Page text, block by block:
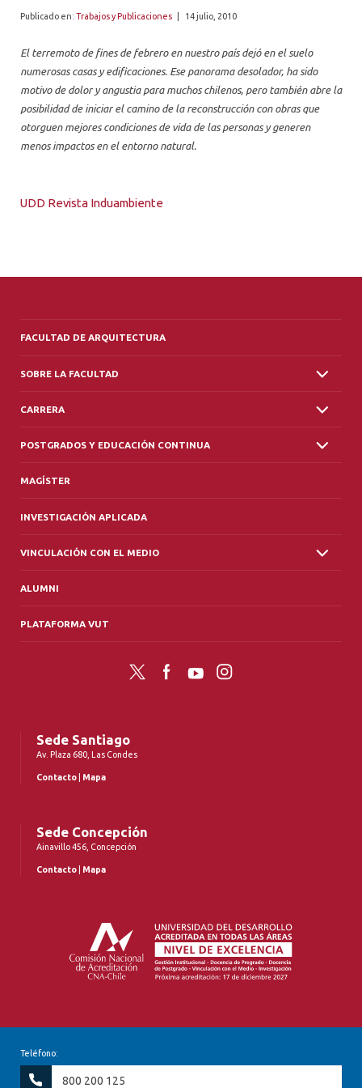
Publicado en: Trabajos y Publicaciones 14 julio, 2010
El terremoto de fines de febrero en nuestro país dejó en el suelo
numerosas casas y edificaciones. Ese panorama desolador, ha sido
motivo de dolor y angustia para muchos chilenos, pero también abre la
posibilidad de iniciar el camino de la reconstrucción con obras que
otorguen mejores condiciones de vida de las personas y generen
menos impactos en el entorno natural.
UDD Revista Induambiente
FACULTAD DE ARQUITECTURA
SOBRE LA FACULTAD
CARRERA
POSTGRADOS Y EDUCACIÓN CONTINUA
MAGÍSTER
INVESTIGACIÓN APLICADA
VINCULACIÓN CON EL MEDIO
ALUMNI
PLATAFORMA VUT
Twitter FacebookYouTubeInstagram
Sede Santiago
Av. Plaza 680, Las Condes
Contacto Mapa
Sede Concepción
Ainavillo 456, Concepción
Contacto Mapa
Teléfono:
800 200 125